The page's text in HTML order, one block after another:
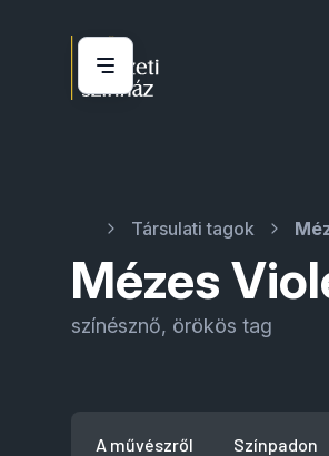
Társulati tagok
Mézes
színésznő, örökös tag
A művészről Színpadon